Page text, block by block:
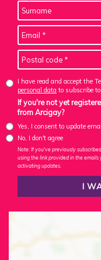
I have read and accept the
personal data to subscribe
If you're not yet
from Arcigay?
Yes, I consent to update
No, I don't agree
Note: If you've previously
using the link provided in the
activating updates.